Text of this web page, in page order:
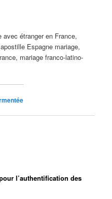
avec étranger en France,
Espagne mariage,
mariage franco-latino-
l’authentification des